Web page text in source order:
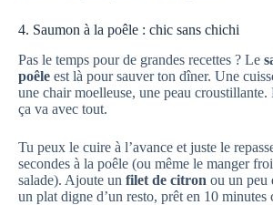
4. Saumon à la poêle : chic sans chichi
Pas le temps pour de grandes recettes ? Le
poêle est là pour sauver ton dîner. Une
une chair moelleuse, une peau croustillante.
ça va avec tout.
Tu peux le cuire à l’avance et juste le
secondes à la poêle (ou même le manger
salade). Ajoute un filet de citron ou un peu
un plat digne d’un resto, prêt en 10 minutes